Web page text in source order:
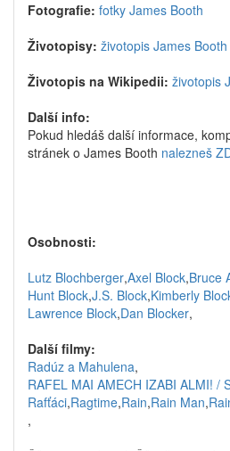
Fotografie: fotky James Booth
Životopisy: životopis James Booth
Životopis na Wikipedii: životopis
Další info:
Pokud hledáš další informace,
stránek o James Booth nalezneš
Osobnosti:
Lutz Blochberger,Axel Block,Bruce
Hunt Block,J.S. Block,Kimberly
Lawrence Block,Dan Blocker,
Další filmy:
Radúz a Mahulena,
RAFEL MAI AMECH IZABI ALMI! /
Rafťáci,Ragtime,Rain,Rain Man,
,